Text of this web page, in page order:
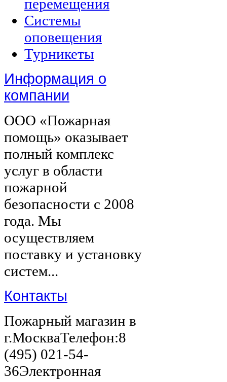
перемещения
Системы
оповещения
Турникеты
Информация о
компании
ООО «Пожарная
помощь» оказывает
полный комплекс
услуг в области
пожарной
безопасности с 2008
года. Мы
осуществляем
поставку и установку
систем...
Контакты
Пожарный магазин в
г.МоскваТелефон:8
(495) 021-54-
36Электронная